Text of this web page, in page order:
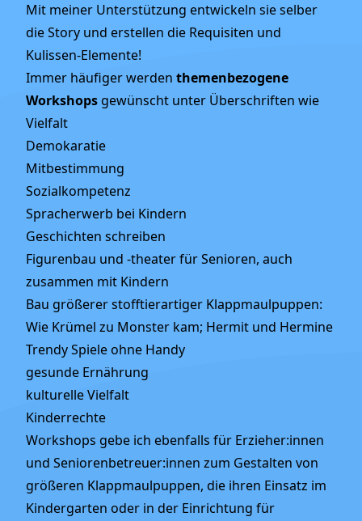
Mit meiner Unterstützung entwickeln sie selber
die Story und erstellen die Requisiten und
Kulissen-Elemente!
Immer häufiger werden themenbezogene
Workshopsgewünscht unter Überschriften wie
Vielfalt
Demokaratie
Mitbestimmung
Sozialkompetenz
Spracherwerb bei Kindern
Geschichten schreiben
Figurenbau und -theater für Senioren, auch
zusammen mit Kindern
Bau größerer stofftierartiger Klappmaulpuppen:
Wie Krümel zu Monster kam; Hermit und Hermine
Trendy Spiele ohne Handy
gesunde Ernährung
kulturelle Vielfalt
Kinderrechte
Workshops gebe ich ebenfalls für Erzieher:innen
und Seniorenbetreuer:innen zum Gestalten von
größeren Klappmaulpuppen, die ihren Einsatz im
Kindergarten oder in der Einrichtung für